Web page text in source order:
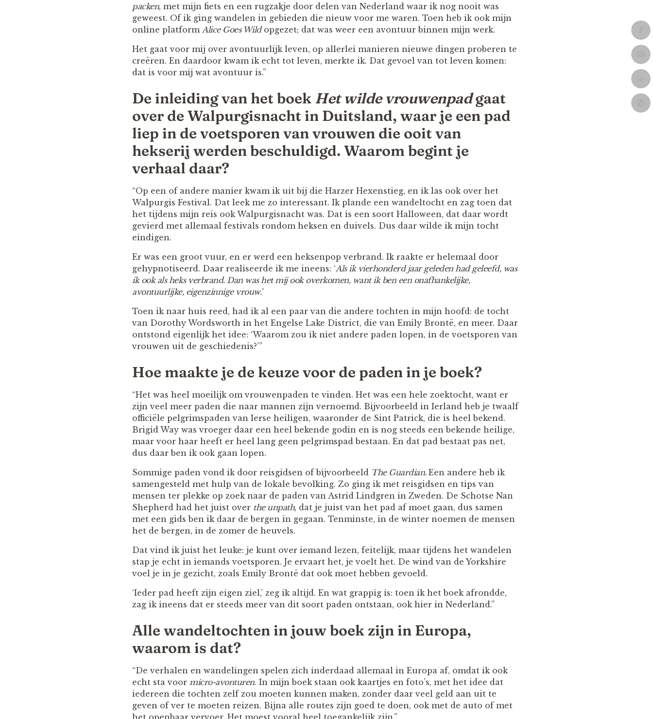
packen, met mijn fiets en een rugzakje door delen van Nederland waar ik nog nooit was
geweest. Of ik ging wandelen in gebieden die nieuw voor me waren. Toen heb ik ook mijn
online platform Alice Goes Wildopgezet; dat was weer een avontuur binnen mijn werk.
Het gaat voor mij over avontuurlijk leven, op allerlei manieren nieuwe dingen proberen te
creëren. En daardoor kwam ik echt tot leven, merkte ik. Dat gevoel van tot leven komen:
dat is voor mij wat avontuur is.”
De inleiding van het boek Het wilde vrouwenpadgaat
over de Walpurgisnacht in Duitsland, waar je een pad
liep in de voetsporen van vrouwen die ooit van
hekserij werden beschuldigd. Waarom begint je
verhaal daar?
“Op een of andere manier kwam ik uit bij die Harzer Hexenstieg, en ik las ook over het
Walpurgis Festival. Dat leek me zo interessant. Ik plande een wandeltocht en zag toen dat
het tijdens mijn reis ook Walpurgisnacht was. Dat is een soort Halloween, dat daar wordt
gevierd met allemaal festivals rondom heksen en duivels. Dus daar wilde ik mijn tocht
eindigen.
Er was een groot vuur, en er werd een heksenpop verbrand. Ik raakte er helemaal door
gehypnotiseerd. Daar realiseerde ik me ineens: ‘Als ik vierhonderd jaar geleden had geleefd, was
ik ook als heks verbrand. Dan was het mij ook overkomen, want ik ben een onafhankelijke,
avontuurlijke, eigenzinnige vrouw.’
Toen ik naar huis reed, had ik al een paar van die andere tochten in mijn hoofd: de tocht
van Dorothy Wordsworth in het Engelse Lake District, die van Emily Brontë, en meer. Daar
ontstond eigenlijk het idee: ‘Waarom zou ik niet andere paden lopen, in de voetsporen van
vrouwen uit de geschiedenis?’”
Hoe maakte je de keuze voor de paden in je boek?
“Het was heel moeilijk om vrouwenpaden te vinden. Het was een hele zoektocht, want er
zijn veel meer paden die naar mannen zijn vernoemd. Bijvoorbeeld in Ierland heb je twaalf
officiële pelgrimspaden van Ierse heiligen, waaronder de Sint Patrick, die is heel bekend.
Brigid Way was vroeger daar een heel bekende godin en is nog steeds een bekende heilige,
maar voor haar heeft er heel lang geen pelgrimspad bestaan. En dat pad bestaat pas net,
dus daar ben ik ook gaan lopen.
Sommige paden vond ik door reisgidsen of bijvoorbeeld The Guardian. Een andere heb ik
samengesteld met hulp van de lokale bevolking. Zo ging ik met reisgidsen en tips van
mensen ter plekke op zoek naar de paden van Astrid Lindgren in Zweden. De Schotse Nan
Shepherd had het juist over the unpath, dat je juist van het pad af moet gaan, dus samen
met een gids ben ik daar de bergen in gegaan. Tenminste, in de winter noemen de mensen
het de bergen, in de zomer de heuvels.
Dat vind ik juist het leuke: je kunt over iemand lezen, feitelijk, maar tijdens het wandelen
stap je echt in iemands voetsporen. Je ervaart het, je voelt het. De wind van de Yorkshire
voel je in je gezicht, zoals Emily Brontë dat ook moet hebben gevoeld.
‘Ieder pad heeft zijn eigen ziel,’ zeg ik altijd. En wat grappig is: toen ik het boek afrondde,
zag ik ineens dat er steeds meer van dit soort paden ontstaan, ook hier in Nederland.”
Alle wandeltochten in jouw boek zijn in Europa,
waarom is dat?
“De verhalen en wandelingen spelen zich inderdaad allemaal in Europa af, omdat ik ook
echt sta voor micro-avonturen. In mijn boek staan ook kaartjes en foto’s, met het idee dat
iedereen die tochten zelf zou moeten kunnen maken, zonder daar veel geld aan uit te
geven of ver te moeten reizen. Bijna alle routes zijn goed te doen, ook met de auto of met
het openbaar vervoer. Het moest vooral heel toegankelijk zijn.”